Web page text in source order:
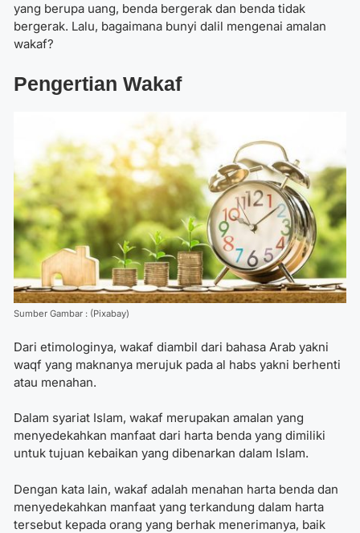
yang berupa uang, benda bergerak dan benda tidak
bergerak. Lalu, bagaimana bunyi dalil mengenai amalan
wakaf?
Pengertian Wakaf
Sumber Gambar : (Pixabay)
Dari etimologinya, wakaf diambil dari bahasa Arab yakni
waqf yang maknanya merujuk pada al habs yakni berhenti
atau menahan.
Dalam syariat Islam, wakaf merupakan amalan yang
menyedekahkan manfaat dari harta benda yang dimiliki
untuk tujuan kebaikan yang dibenarkan dalam Islam.
Dengan kata lain, wakaf adalah menahan harta benda dan
menyedekahkan manfaat yang terkandung dalam harta
tersebut kepada orang yang berhak menerimanya, baik